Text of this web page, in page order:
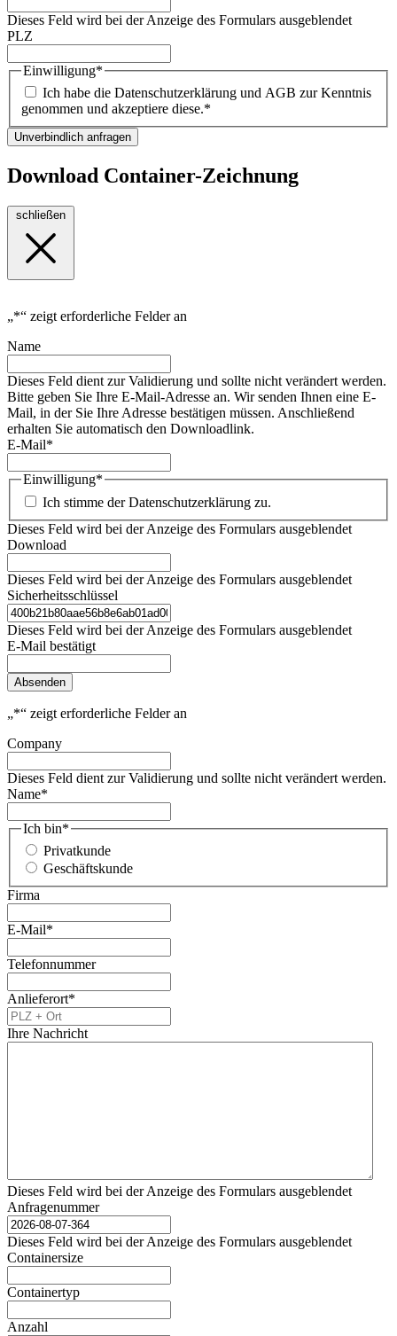
Dieses Feld wird bei der Anzeige des Formulars ausgeblendet
PLZ
Einwilligung*
Ich habe die Datenschutzerklärung und AGB zur Kenntnis
genommen und akzeptiere diese.*
Unverbindlich anfragen
Download Container-Zeichnung
„*“ zeigt erforderliche Felder an
Name
Dieses Feld dient zur Validierung und sollte nicht verändert werden.
Bitte geben Sie Ihre E-Mail-Adresse an. Wir senden Ihnen eine E-
Mail, in der Sie Ihre Adresse bestätigen müssen. Anschließend
erhalten Sie automatisch den Downloadlink.
E-Mail*
Einwilligung*
Ich stimme der Datenschutzerklärung zu.
Dieses Feld wird bei der Anzeige des Formulars ausgeblendet
Download
Dieses Feld wird bei der Anzeige des Formulars ausgeblendet
Sicherheitsschlüssel
Dieses Feld wird bei der Anzeige des Formulars ausgeblendet
E-Mail bestätigt
Absenden
„*“ zeigt erforderliche Felder an
Company
Dieses Feld dient zur Validierung und sollte nicht verändert werden.
Name*
Ich bin*
Privatkunde
Geschäftskunde
Firma
E-Mail*
Telefonnummer
Anlieferort*
Ihre Nachricht
Dieses Feld wird bei der Anzeige des Formulars ausgeblendet
Anfragenummer
Dieses Feld wird bei der Anzeige des Formulars ausgeblendet
Containersize
Containertyp
Anzahl